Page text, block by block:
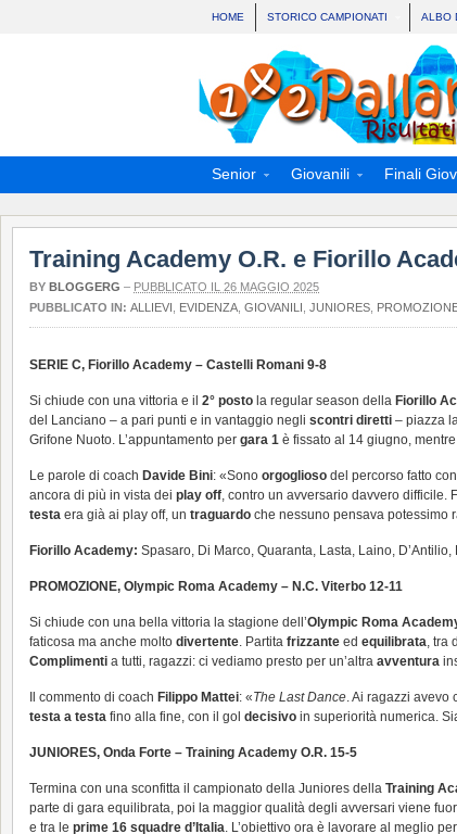
HOME STORICO CAMPIONATI ALBO
Senior Giovanili Finali
Training Academy O.R. e Fiorillo
BY BLOGGERG – PUBBLICATO IL 26 MAGGIO 2025
PUBBLICATO IN: ALLIEVI EVIDENZA GIOVANILI JUNIORES
SERIE C, Fiorillo Academy – Castelli Romani 9-8
Si chiude con una vittoria e il 2° posto la regular season della Fiorillo
del Lanciano – a pari punti e in vantaggio negli scontri diretti – piazza
Grifone Nuoto. L’appuntamento per gara 1 è fissato al 14 giugno, mentre
Le parole di coach Davide Bini: «Sono orgoglioso del percorso fatto
ancora di più in vista dei play off, contro un avversario davvero difficile.
testa era già ai play off, un traguardo che nessuno pensava potessimo
Fiorillo Academy: Spasaro, Di Marco, Quaranta, Lasta, Laino,
PROMOZIONE, Olympic Roma Academy – N.C. Viterbo 12-11
Si chiude con una bella vittoria la stagione dell’Olympic Roma
faticosa ma anche molto divertente. Partita frizzante ed equilibrata, tra
Complimenti a tutti, ragazzi: ci vediamo presto per un’altra avventura
Il commento di coach Filippo Mattei: «The Last Dance. Ai ragazzi avevo
testa a testa fino alla fine, con il gol decisivo in superiorità numerica.
JUNIORES, Onda Forte – Training Academy O.R. 15-5
Termina con una sconfitta il campionato della Juniores della Training
parte di gara equilibrata, poi la maggior qualità degli avversari viene
e tra le prime 16 squadre d’Italia. L’obiettivo ora è lavorare al meglio